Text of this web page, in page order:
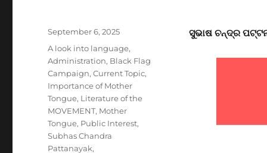
ସୁଭାଷ ଚନ୍ଦ୍ର
Posted
on
September 6, 2025
Categories
A look into language,
Administration, Black Flag
Campaign,Current Topic,
Importance of Mother
Tongue, Literature of the
MOVEMENT, Mother
Tongue, Public Interest,
Subhas Chandra
Pattanayak,